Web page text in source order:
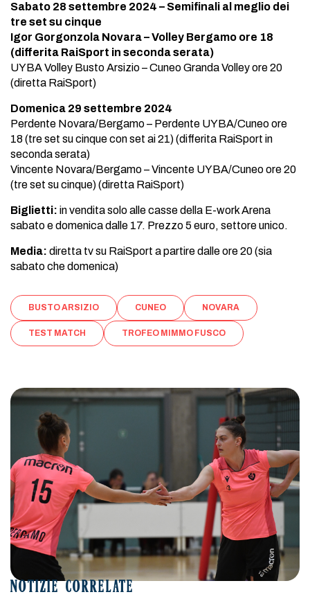
NOTIZIE CORRELATE
Sabato 28 settembre 2024 – Semifinali al meglio dei
tre set su cinque
Igor Gorgonzola Novara – Volley Bergamo ore 18
(differita RaiSport in seconda serata)
UYBA Volley Busto Arsizio – Cuneo Granda Volley ore 20
(diretta RaiSport)
Domenica 29 settembre 2024
Perdente Novara/Bergamo – Perdente UYBA/Cuneo ore
18 (tre set su cinque con set ai 21) (differita RaiSport in
seconda serata)
Vincente Novara/Bergamo – Vincente UYBA/Cuneo ore 20
(tre set su cinque) (diretta RaiSport)
Biglietti: in vendita solo alle casse della E-work Arena
sabato e domenica dalle 17. Prezzo 5 euro, settore unico.
Media: diretta tv su RaiSport a partire dalle ore 20 (sia
sabato che domenica)
BUSTO ARSIZIO CUNEO NOVARA
TEST MATCH TROFEO MIMMO FUSCO